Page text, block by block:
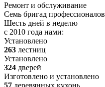
Ремонт и обслуживание
Семь бригад профессионалов
Шесть дней в неделю
с 2010 года нами:
Установлено
263 лестниц
Установлено
324 дверей
Изготовлено и установлено
57 деревянных кухонь